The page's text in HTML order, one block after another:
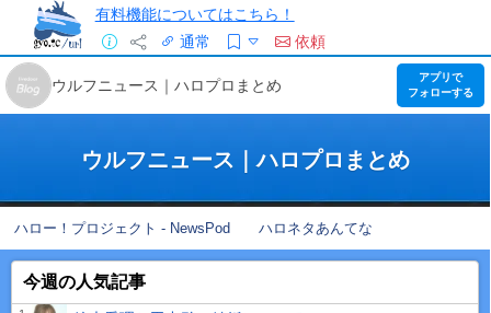
有料機能についてはこちら！
通常
依頼